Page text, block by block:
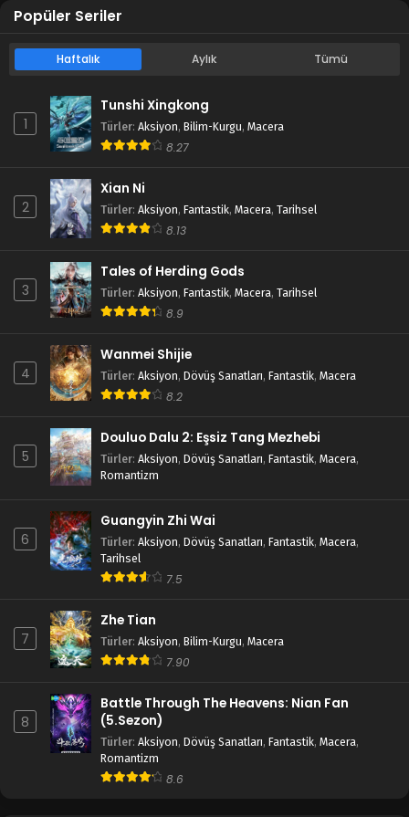
Tales of Herding Gods 14.Bölüm izle
Tales of Herding Gods 13.Bölüm izle
Blm 13 - Ocak 13, 2025
Tales of Herding Gods 12.Bölüm izle
Blm 12 - Ocak 7, 2025
Tales of Herding Gods 11.Bölüm izle
Blm 11 - Aralık 30, 2024
Tales of Herding Gods 10.Bölüm izle
Blm 10 - Aralık 24, 2024
Blm 9 - Aralık 17, 2024
Blm 8 - Aralık 10, 2024
Tales of Herding Gods 7.Bölüm izle
Blm 7 - Aralık 3, 2024
Tales of Herding Gods 6.Bölüm izle
Blm 6 - Kasım 26, 2024
Tales of Herding Gods 5.Bölüm izle
Blm 5 - Kasım 18, 2024
Tales of Herding Gods 4.Bölüm izle
Popüler Seriler
Haftalık Aylık Tümü
1
Tunshi Xingkong
Türler: Aksiyon, Bilim-Kurgu, Macera
8.27
2
Xian Ni
Türler: Aksiyon, Fantastik, Macera, Tarihsel
8.13
3
Tales of Herding Gods
Türler: Aksiyon, Fantastik, Macera, Tarihsel
8.9
4
Wanmei Shijie
Türler: Aksiyon, Dövüş Sanatları, Fantastik, Macera
8.2
5
Douluo Dalu 2: Eşsiz Tang Mezhebi
Türler: Aksiyon, Dövüş Sanatları, Fantastik, Macera,
Romantizm
6
Guangyin Zhi Wai
Türler: Aksiyon, Dövüş Sanatları, Fantastik, Macera,
Tarihsel
7.5
7
Zhe Tian
Türler: Aksiyon, Bilim-Kurgu, Macera
7.90
8
Battle Through The Heavens: Nian Fan
(5.Sezon)
Türler: Aksiyon, Dövüş Sanatları, Fantastik, Macera,
Romantizm
8.6